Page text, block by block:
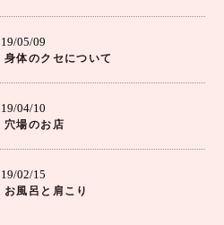
05/09
身体のクセについて
04/10
穴場のお店
02/15
お風呂と肩こり